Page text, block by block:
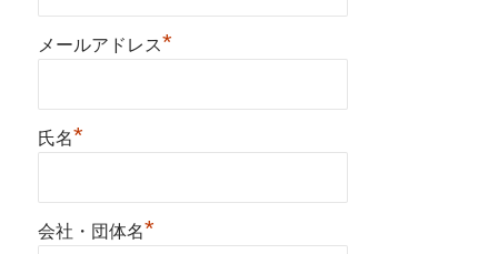
メールアドレス*
氏名*
会社・団体名*